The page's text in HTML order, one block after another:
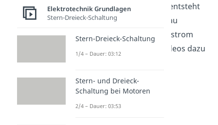
Induktion eine Spannung entsteht
und weshalb je nach Aufbau
Wechselstrom oder Gleichstrom
herauskommt. Weitere Videos dazu
Elektrotechnikbereich
Elektrotechnik Grundlagen
Stern-Dreieck-Schaltung
Stern-Dreieck-Schaltung
1/4 – Dauer: 03:12
Stern- und Dreieck-
Schaltung bei Motoren
2/4 – Dauer: 03:53